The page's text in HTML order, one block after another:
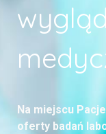
Na miejscu
oferty badań